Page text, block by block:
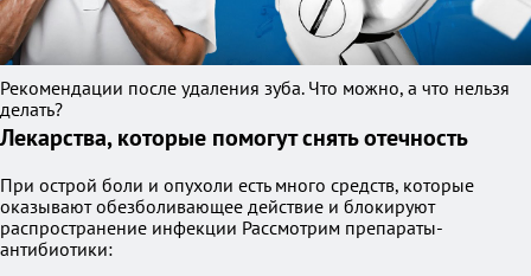
Рекомендации после удаления зуба. Что можно, а что нельзя
делать?
Лекарства, которые помогут снять отечность
При острой боли и опухоли есть много средств, которые
оказывают обезболивающее действие и блокируют
распространение инфекции Рассмотрим препараты-
антибиотики: